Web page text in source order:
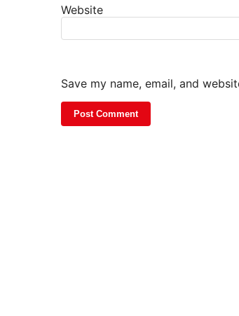
Website
Save my name, email, and